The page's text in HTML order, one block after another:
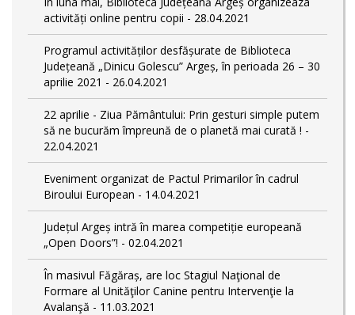
activități online pentru copii - 28.04.2021
Programul activităților desfășurate de Biblioteca
Județeană „Dinicu Golescu” Argeș, în perioada 26 – 30
aprilie 2021 - 26.04.2021
22 aprilie - Ziua Pământului: Prin gesturi simple putem
să ne bucurăm împreună de o planetă mai curată ! -
22.04.2021
Eveniment organizat de Pactul Primarilor în cadrul
Biroului European - 14.04.2021
Județul Argeș intră în marea competiție europeană
„Open Doors”! - 02.04.2021
În masivul Făgăraș, are loc Stagiul Naţional de
Formare al Unităţilor Canine pentru Intervenţie la
Avalanşă - 11.03.2021